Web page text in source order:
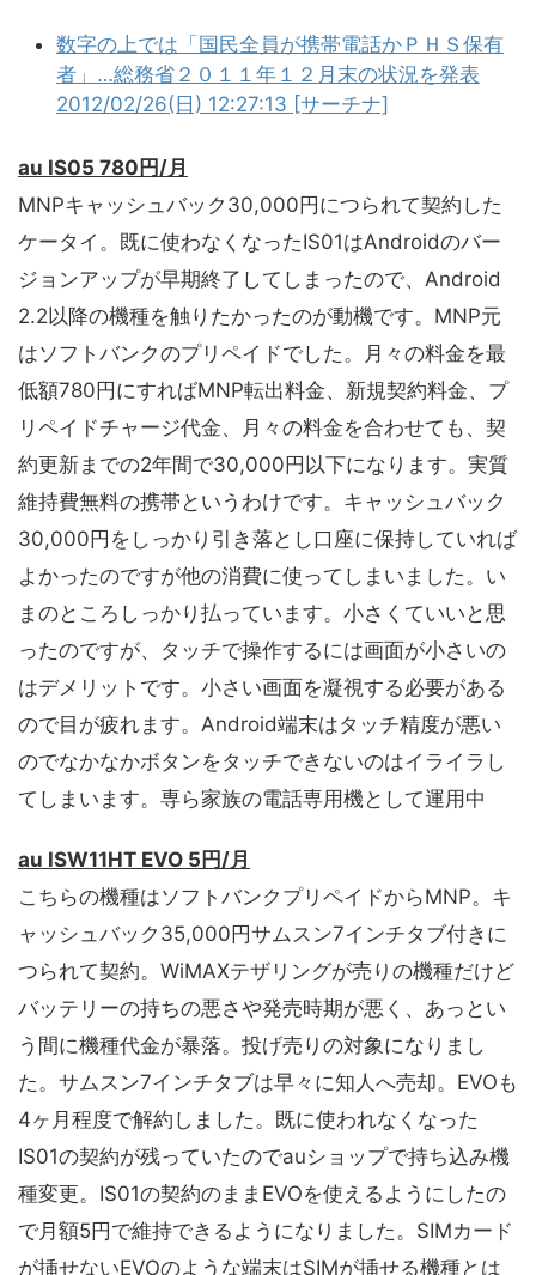
数字の上では「国民全員が携帯電話かＰＨＳ保有
者」…総務省２０１１年１２月末の状況を発表
2012/02/26(日) 12:27:13 [サーチナ]
au IS05 780円/月
MNPキャッシュバック30,000円につられて契約した
ケータイ。既に使わなくなったIS01はAndroidのバー
ジョンアップが早期終了してしまったので、Android
2.2以降の機種を触りたかったのが動機です。MNP元
はソフトバンクのプリペイドでした。月々の料金を最
低額780円にすればMNP転出料金、新規契約料金、プ
リペイドチャージ代金、月々の料金を合わせても、契
約更新までの2年間で30,000円以下になります。実質
維持費無料の携帯というわけです。キャッシュバック
30,000円をしっかり引き落とし口座に保持していれば
よかったのですが他の消費に使ってしまいました。い
まのところしっかり払っています。小さくていいと思
ったのですが、タッチで操作するには画面が小さいの
はデメリットです。小さい画面を凝視する必要がある
ので目が疲れます。Android端末はタッチ精度が悪い
のでなかなかボタンをタッチできないのはイライラし
てしまいます。専ら家族の電話専用機として運用中
au ISW11HT EVO 5円/月
こちらの機種はソフトバンクプリペイドからMNP。キ
ャッシュバック35,000円サムスン7インチタブ付きに
つられて契約。WiMAXテザリングが売りの機種だけど
バッテリーの持ちの悪さや発売時期が悪く、あっとい
う間に機種代金が暴落。投げ売りの対象になりまし
た。サムスン7インチタブは早々に知人へ売却。EVOも
4ヶ月程度で解約しました。既に使われなくなった
IS01の契約が残っていたのでauショップで持ち込み機
種変更。IS01の契約のままEVOを使えるようにしたの
で月額5円で維持できるようになりました。SIMカード
が挿せないEVOのような端末はSIMが挿せる機種とは